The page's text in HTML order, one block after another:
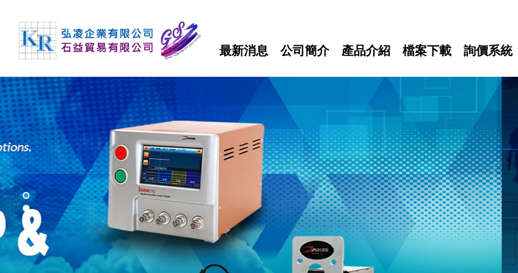
最新消息 公司簡介 產品介紹 檔案下載 詢價系統
最新消息
公司簡介
產品介紹
TDK
µPOL™嵌入式DC-DC轉換器
吸波材 / 磁性片
透明導電薄膜
電容器
電感器
EMC對策產品
RF產品和模塊
電壓/過熱保護器件
壓電元件
TDK-LAMBDA
可編程直流電源(CVCC)
高壓電源
EMC濾波器
簡易恆流控制電源
AC-DC雙/多輸出電源
AC-DC單輸出電源
導軌電源
DC-DC電源
DC-DC雙向轉換器
FMI PUMPS
泵頭
泵頭驅動模組
高精度計量系統
OEM 泵/ 雙步進泵
控制器 / 馬達控制板
特殊泵浦 / 點滴器
周邊配件
FOT PUMPS
磁力驅動齒輪泵
旋轉葉片泵
磁力驅動旋轉葉片泵
計量控制系統
磁力驅動齒輪泵馬達裝置
電磁閥泵
系統泵
MVV GEAR PUMPS
聚氨酯-製程應用
製程計量
化學應用
超微量加工泵浦
熱熔膠–雙出口端
丙烯酸（壓克力）解決方案
快速換色系統
FLUIMAC PUMPS
FDA 等級氣動隔膜泵
氣動雙隔膜泵浦
LEAK TESTER/eVMP
多功能測漏儀
電子調控計量泵浦
PEN/PET FILMS
TEONEX Q51
TEONEX Q83
PEEK FILMS
APTIV 1000 Series
APTIV 2000 Series
APTIV 2100 Series
FERROFLUID
磁性流體
羧基磁珠
二氧化矽磁珠
鏈親和素磁珠
氨基磁珠
檔案下載
詢價系統
聯絡我們